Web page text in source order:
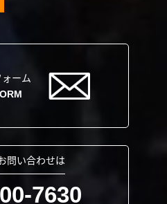
問い合わせは
7630
ーム